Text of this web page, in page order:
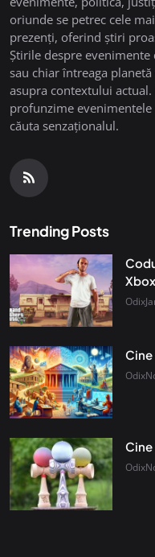
oriunde se petrec cele
prezenți, oferind știri
Știrile despre evenimente
sau chiar întreaga
asupra contextului actual.
profunzime
căuta senzaționalul.
Trending Posts
Odix
Odix
Odix